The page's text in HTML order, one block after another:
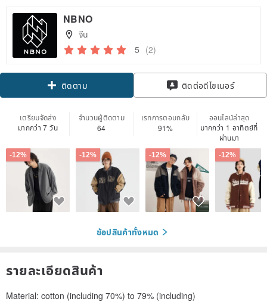
NBNO
จีน
5 (2)
ติดตาม ติดต่อดีไซเนอร์
เตรียมจัดส่ง
มากกว่า 7 วัน
จำนวนผู้ติดตาม
64
เรทการตอบกลับ
91%
ออนไลน์ล่าสุด
มากกว่า 1 อาทิตย์ที่
ผ่านมา
-12% -12% -12% -12%
ช้อปสินค้าทั้งหมด
รายละเอียดสินค้า
Material: cotton (including 70%) to 79% (including)